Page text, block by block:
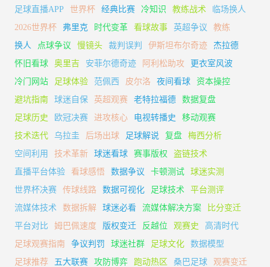
足球直播APP
世界杯 经典比赛 冷知识 教练战术
临场换人
2026世界杯
弗里克 时代变革 看球故事 英超争议
教练
换人
点球争议 慢镜头 裁判误判 伊斯坦布尔奇迹
杰拉德
怀旧看球
奥里吉 安菲尔德奇迹 阿利松助攻
更衣室风波
冷门网站
足球体验 范佩西 皮尔洛 夜间看球
资本操控
避坑指南
球迷自保 英超观赛 老特拉福德
数据复盘
足球历史
欧冠决赛 进攻核心 电视转播史
移动观赛
技术迭代
乌拉圭 后场出球 足球解说 复盘
梅西分析
空间利用
技术革新 球迷看球 赛事版权
盗链技术
直播平台体验
看球感悟 数据争议 卡顿测试
球迷实测
世界杯决赛
传球线路 数据可视化 足球技术
平台测评
流媒体技术
数据拆解 球迷必看 流媒体解决方案
比分变迁
平台对比
姆巴佩速度 版权变迁 反越位 观赛史
高清时代
足球观赛指南
争议判罚 球迷社群 足球文化
数据模型
足球推荐
五大联赛 攻防博弈 跑动热区 桑巴足球
观赛变迁